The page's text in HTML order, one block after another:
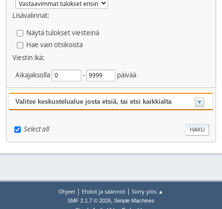
Lisävalinnat:
Näytä tulokset viesteinä
Hae vain otsikoista
Viestin ikä:
Aikajaksolla
- päivää
Valitse keskustelualue josta etsiä, tai etsi kaikkialta
Select all
Ohjeet | Ehdot ja säännöt | Siirry ylös ▲
SMF 2.1.7 © 2026, Simple Machines